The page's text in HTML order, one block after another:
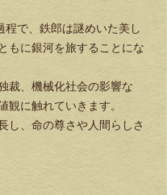
で、鉄郎は謎めいた美し
もに銀河を旅することにな
裁、機械化社会の影響な
観に触れていきます。
し、命の尊さや人間らしさ